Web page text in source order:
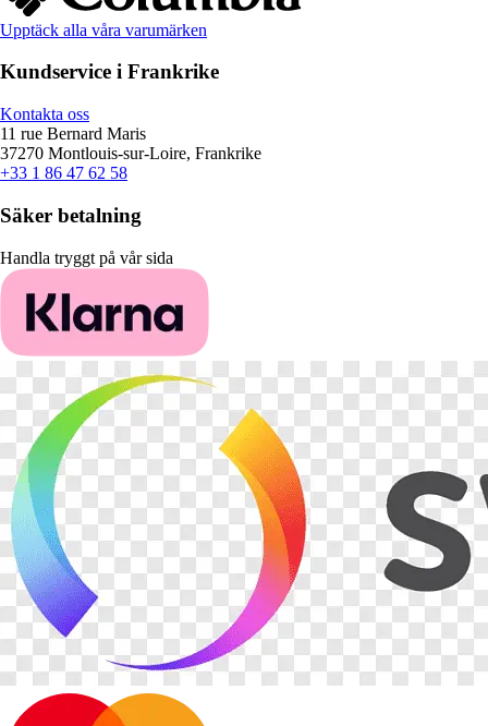
Upptäck alla våra varumärken
Kundservice i Frankrike
Kontakta oss
11 rue Bernard Maris
37270 Montlouis-sur-Loire, Frankrike
+33 1 86 47 62 58
Säker betalning
Handla tryggt på vår sida